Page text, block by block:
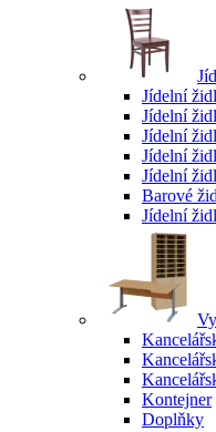
Jídelní
Jídelní
Jídelní
Jídelní
Jídelní
Barové
Jídelní
Kontejner
Doplňky